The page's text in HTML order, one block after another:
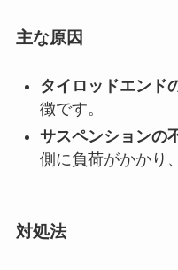
主な原因
タイロッドエンド
徴です。
サスペンションの
側に負荷がかかり
対処法